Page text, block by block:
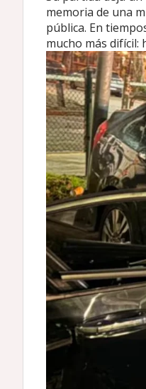
memoria de una
pública. En
mucho más difícil: